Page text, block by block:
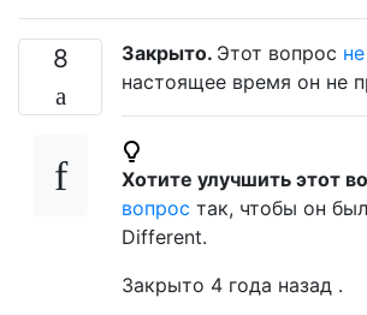
8 Закрыто. Этот вопрос
настоящее время он не
Хотите улучшить этот
вопрос так, чтобы он был
Different.
Закрыто 4 года назад .